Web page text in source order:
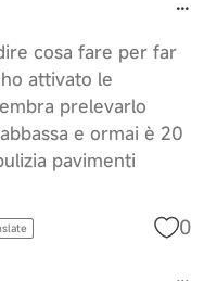
cosa fare per far
attivato le
prelevarlo
e ormai è 20
pavimenti
0